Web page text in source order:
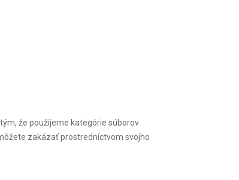
že použijeme kategórie súborov
zakázať prostredníctvom svojho